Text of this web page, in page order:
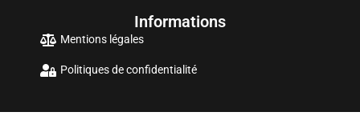
Informations
Mentions légales
Politiques de confidentialité